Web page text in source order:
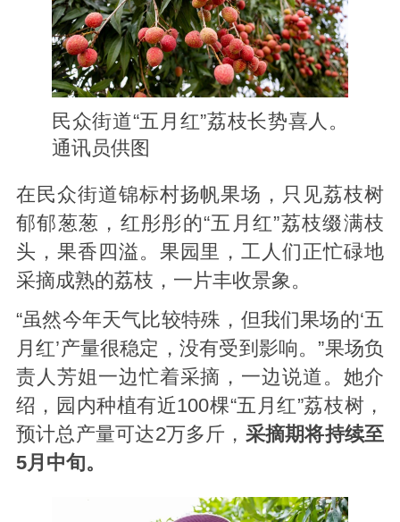
民众街道“五月红”荔枝长势喜人。
通讯员供图
在民众街道锦标村扬帆果场，只见荔枝树
郁郁葱葱，红彤彤的“五月红”荔枝缀满枝
头，果香四溢。果园里，工人们正忙碌地
采摘成熟的荔枝，一片丰收景象。
“虽然今年天气比较特殊，但我们果场的‘五
月红’产量很稳定，没有受到影响。”果场负
责人芳姐一边忙着采摘，一边说道。她介
绍，园内种植有近100棵“五月红”荔枝树，
预计总产量可达2万多斤， 采摘期将持续至
5月中旬。